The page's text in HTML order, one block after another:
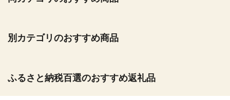
別カテゴリのおすすめ商品
ふるさと納税百選のおすすめ返礼品